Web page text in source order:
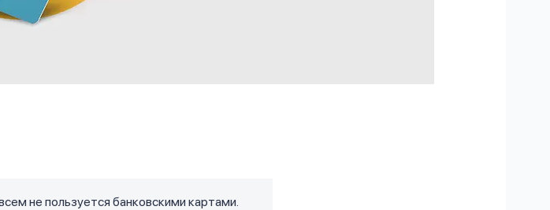
не пользуется банковскими картами.